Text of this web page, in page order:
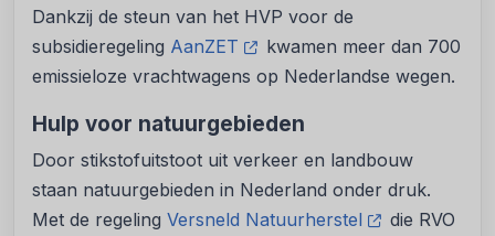
Dankzij de steun van het HVP voor de
subsidieregeling AanZET
kwamen meer dan 700
emissieloze vrachtwagens op Nederlandse wegen.
Hulp voor natuurgebieden
Door stikstofuitstoot uit verkeer en landbouw
staan natuurgebieden in Nederland onder druk.
Met de regeling Versneld Natuurherstel
die RVO